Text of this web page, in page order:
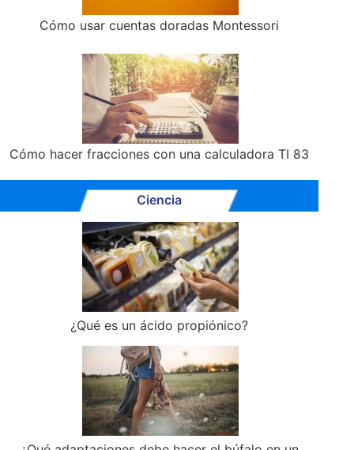
Cómo usar cuentas doradas Montessori
Cómo hacer fracciones con una calculadora TI 83
Ciencia
¿Qué es un ácido propiónico?